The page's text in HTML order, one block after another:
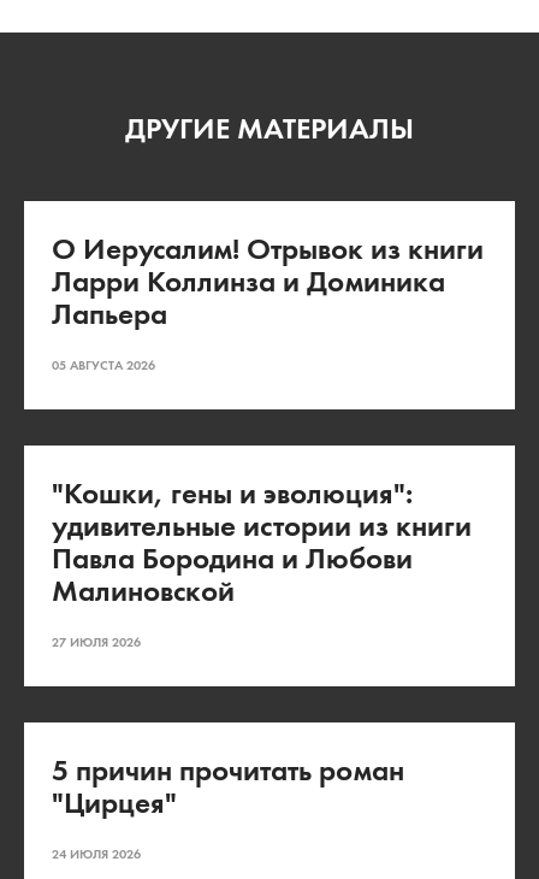
ДРУГИЕ МАТЕРИАЛЫ
О Иерусалим! Отрывок из книги
Ларри Коллинза и Доминика
Лапьера
05 АВГУСТА 2026
"Кошки, гены и эволюция":
удивительные истории из книги
Павла Бородина и Любови
Малиновской
27 ИЮЛЯ 2026
5 причин прочитать роман
"Цирцея"
24 ИЮЛЯ 2026